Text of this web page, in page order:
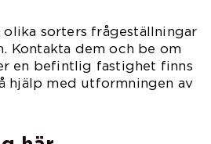
sorters frågeställningar
Kontakta dem och be om
en befintlig fastighet finns
hjälp med utformningen av